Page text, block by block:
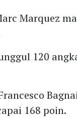
Marquez
120
168 poin.